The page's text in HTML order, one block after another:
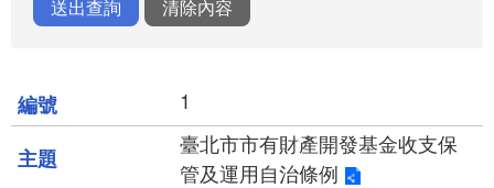
1
臺北市市有財產開發基金收支保
管及運用自治條例